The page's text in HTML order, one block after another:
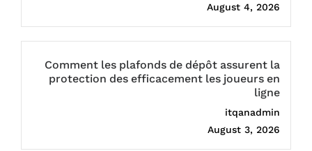
August 4, 2026
Comment les plafonds de dépôt assurent la
protection des efficacement les joueurs en
ligne
itqanadmin
August 3, 2026